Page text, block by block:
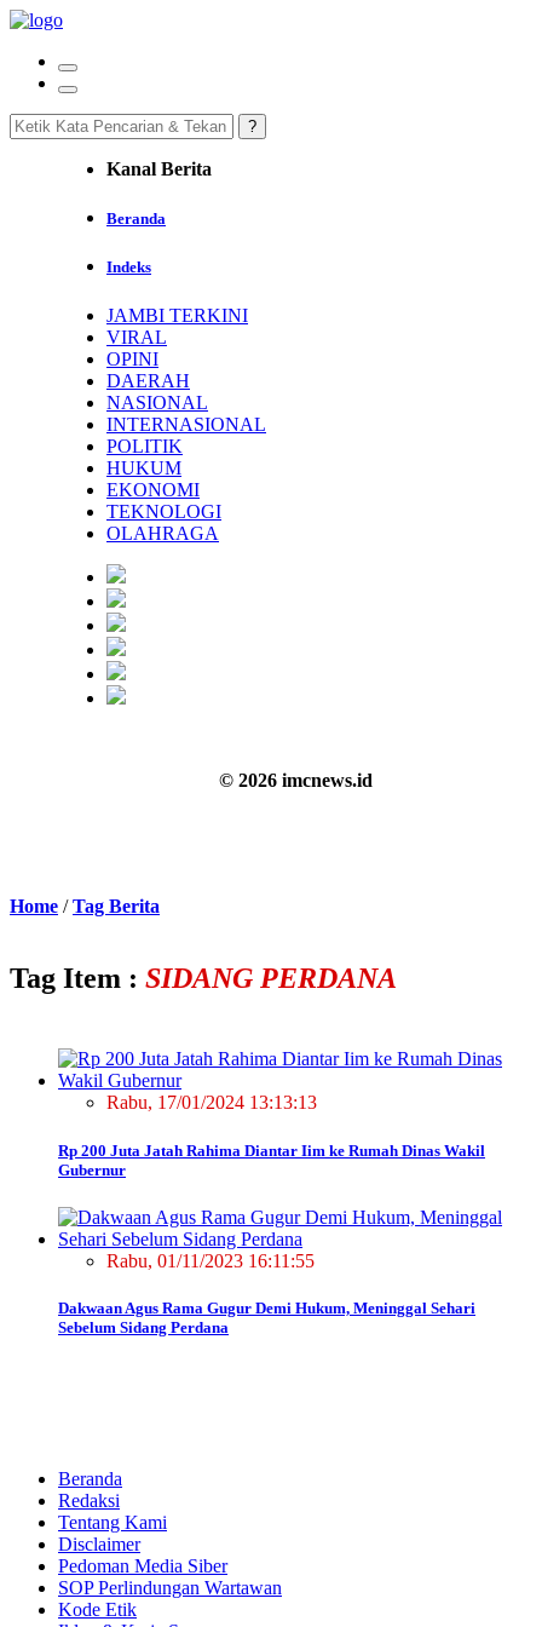
Kanal Berita
Beranda
Indeks
JAMBI TERKINI
VIRAL
OPINI
DAERAH
NASIONAL
INTERNASIONAL
POLITIK
HUKUM
EKONOMI
TEKNOLOGI
OLAHRAGA
© 2026 imcnews.id
Home /Tag Berita
Tag Item : SIDANG PERDANA
Rabu, 17/01/2024 13:13:13
Rp 200 Juta Jatah Rahima Diantar Iim ke Rumah Dinas Wakil
Gubernur
Rabu, 01/11/2023 16:11:55
Dakwaan Agus Rama Gugur Demi Hukum, Meninggal Sehari
Sebelum Sidang Perdana
Beranda
Redaksi
Tentang Kami
Disclaimer
Pedoman Media Siber
SOP Perlindungan Wartawan
Kode Etik